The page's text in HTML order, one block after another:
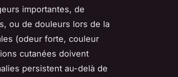
importantes, de
ou de douleurs lors de la
(odeur forte, couleur
cutanées doivent
persistent au-delà de